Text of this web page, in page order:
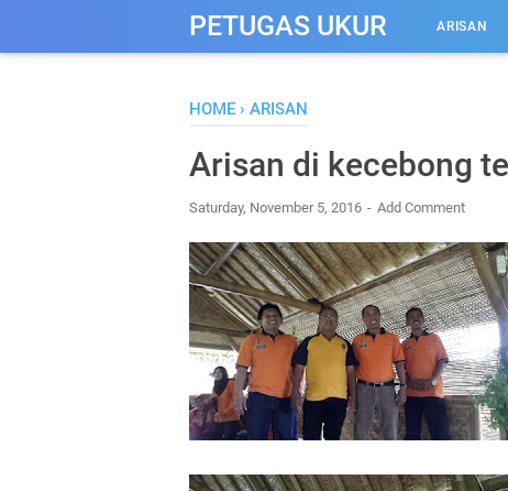
PETUGAS UKUR ARISAN
HOME › ARISAN
Arisan di kecebong
Saturday, November 5, 2016 Add Comment